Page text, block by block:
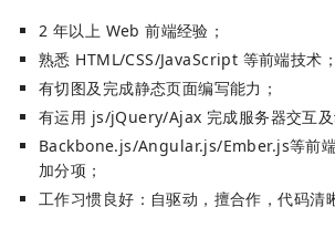
2 年以上 Web 前端经验；
熟悉 HTML/CSS/JavaScript 等前端技术；
有切图及完成静态页面编写能力；
有运用 js/jQuery/Ajax 完成服务器交互及
Backbone.js/Angular.js/Ember.js等前
加分项；
工作习惯良好：自驱动，擅合作，代码清